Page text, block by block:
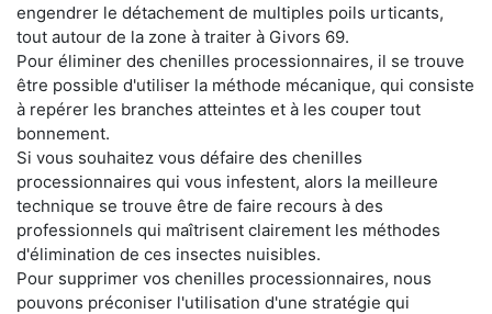
engendrer le détachement de multiples poils urticants,
tout autour de la zone à traiter à Givors 69.
Pour éliminer des chenilles processionnaires, il se trouve
être possible d'utiliser la méthode mécanique, qui consiste
à repérer les branches atteintes et à les couper tout
bonnement.
Si vous souhaitez vous défaire des chenilles
processionnaires qui vous infestent, alors la meilleure
technique se trouve être de faire recours à des
professionnels qui maîtrisent clairement les méthodes
d'élimination de ces insectes nuisibles.
Pour supprimer vos chenilles processionnaires, nous
pouvons préconiser l'utilisation d'une stratégie qui